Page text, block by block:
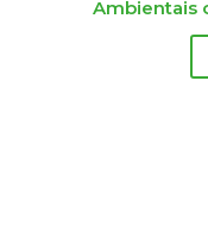
Ambientais